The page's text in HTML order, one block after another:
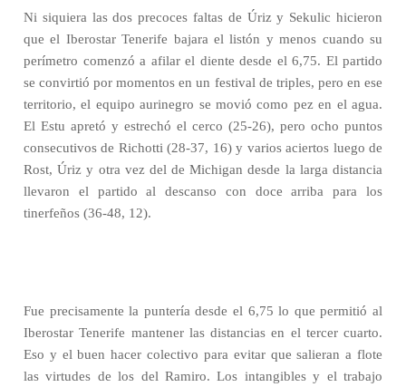
Ni siquiera las dos precoces faltas de Úriz y Sekulic hicieron
que el Iberostar Tenerife bajara el listón y menos cuando su
perímetro comenzó a afilar el diente desde el 6,75. El partido
se convirtió por momentos en un festival de triples, pero en ese
territorio, el equipo aurinegro se movió como pez en el agua.
El Estu apretó y estrechó el cerco (25-26), pero ocho puntos
consecutivos de Richotti (28-37, 16) y varios aciertos luego de
Rost, Úriz y otra vez del de Michigan desde la larga distancia
llevaron el partido al descanso con doce arriba para los
tinerfeños (36-48, 12).
Fue precisamente la puntería desde el 6,75 lo que permitió al
Iberostar Tenerife mantener las distancias en el tercer cuarto.
Eso y el buen hacer colectivo para evitar que salieran a flote
las virtudes de los del Ramiro. Los intangibles y el trabajo